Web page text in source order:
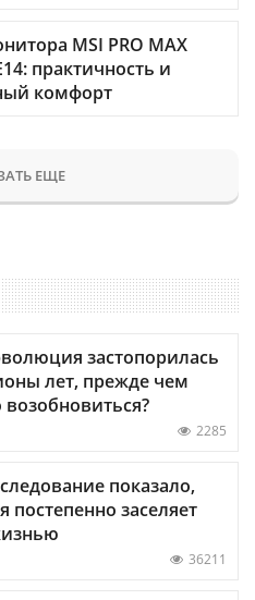
MSI PRO MAX
практичность и
комфорт
ЕЩЕ
застопорилась
лет, прежде чем
возобновиться?
2285
показало,
постепенно заселяет
36211